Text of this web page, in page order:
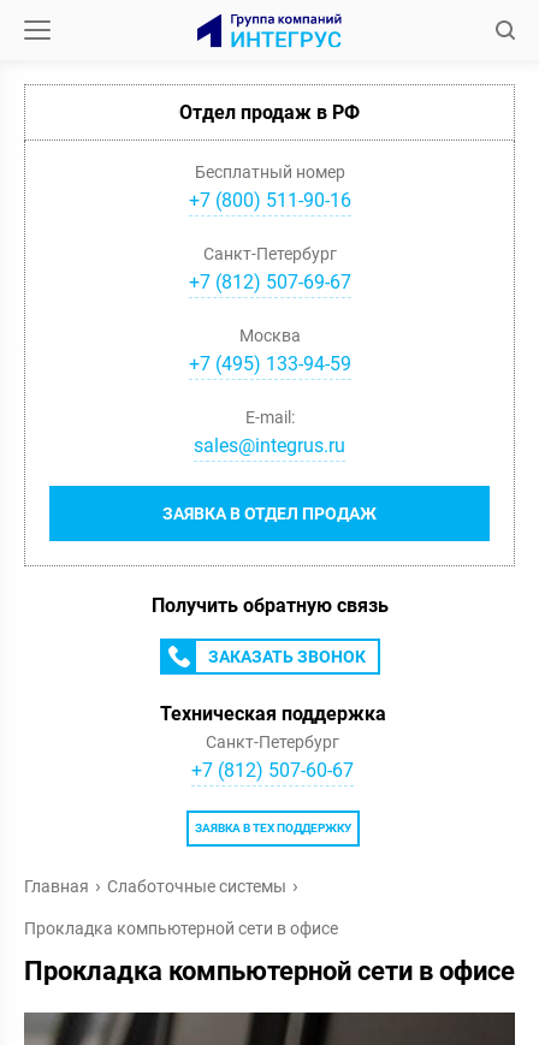
Отдел продаж в РФ
Бесплатный номер
+7 (800) 511-90-16
Санкт-Петербург
+7(812) 507-69-67
Москва
+7(495) 133-94-59
ЗАЯВКА В ОТДЕЛ ПРОДАЖ
E-mail:
sales@integrus.ru
Получить обратную связь
ЗАКАЗАТЬ ЗВОНОК
Техническая поддержка
Санкт-Петербург
+7 (812) 507-60-67
ЗАЯВКА В ТЕХ ПОДДЕРЖКУ
Главная Слаботочные системы
Прокладка компьютерной сети в офисе
Прокладка компьютерной сети в офисе